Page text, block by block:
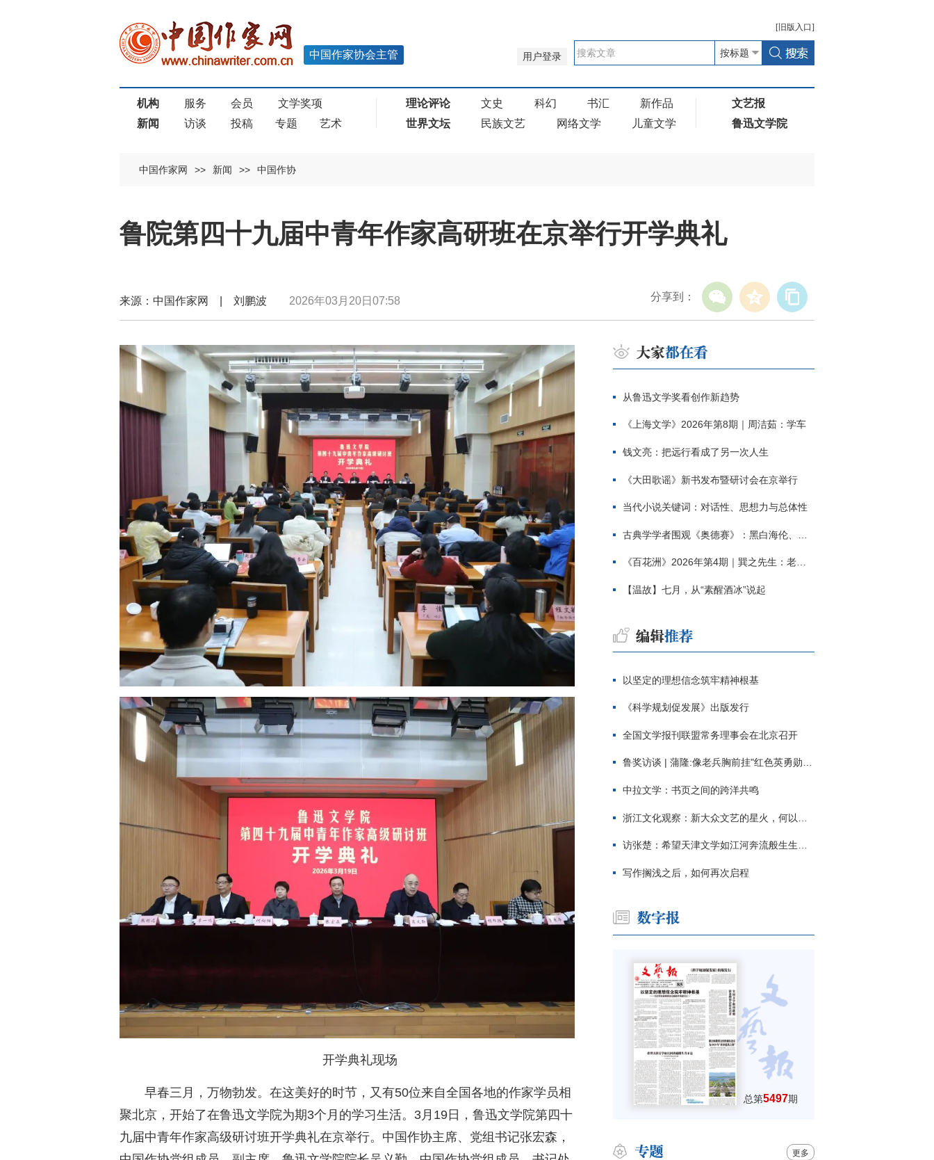
[ 旧版 入口]
用户登录
中国作家协会主管
机构 服务 会员
文学奖项
新闻
访谈 投稿 专题 艺术
理论评论 文史 科幻 书汇
新作品
世界文坛
民族文艺 网络文学 儿童文学
文艺报
鲁迅文学院
中国作家网 >> 新闻 >> 中国作协
鲁院第四十九届中青年作家高研班在京举行开学典礼
分享到：
来源：中国作家网 | 刘鹏波 2026年03月20日07:58
开学典礼现场
早春三月，万物勃发。在这美好的时节，又有50位来自全国各地的作家学员相
聚北京，开始了在鲁迅文学院为期3个月的学习生活。3月19日，鲁迅文学院第四十
九届中青年作家高级研讨班开学典礼在京举行。中国作协主席、党组书记张宏森，
从鲁迅文学奖看创作新趋势
《上海文学》2026年第8期｜周洁茹：学车
钱文亮：把远行看成了另一次人生
《大田歌谣》新书发布暨研讨会在京举行
当代小说关键词：对话性、思想力与总体性
古典学学者围观《奥德赛》：黑白海伦、佩涅罗佩的别针与神秘入侵者
《百花洲》2026年第4期｜巽之先生：老兵朱向前侧记三题
【温故】七月，从“素醒酒冰”说起
以坚定的理想信念筑牢精神根基
《科学规划促发展》出版发行
全国文学报刊联盟常务理事会在北京召开
鲁奖访谈 | 蒲隆:像老兵胸前挂"红色英勇勋章"
中拉文学：书页之间的跨洋共鸣
浙江文化观察：新大众文艺的星火，何以燎原？
访张楚：希望天津文学如江河奔流般生生不息
写作搁浅之后，如何再次启程
总第5497期
更多